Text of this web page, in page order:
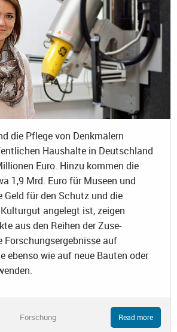
die Pflege von Denkmälern
Haushalte in Deutschland
Euro. Hinzu kommen die
1,9 Mrd. Euro für Museen und
Geld für den Schutz und die
angelegt ist, zeigen
aus den Reihen der Zuse-
Forschungsergebnisse auf
ebenso wie auf neue Bauten oder
Forschung Read more